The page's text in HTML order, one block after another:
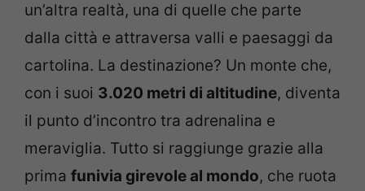
un’altra realtà, una di quelle che parte
dalla città e attraversa valli e paesaggi da
cartolina. La destinazione? Un monte che,
con i suoi 3.020 metri di altitudine, diventa
il punto d’incontro tra adrenalina e
meraviglia. Tutto si raggiunge grazie alla
prima funivia girevole al mondo, che ruota